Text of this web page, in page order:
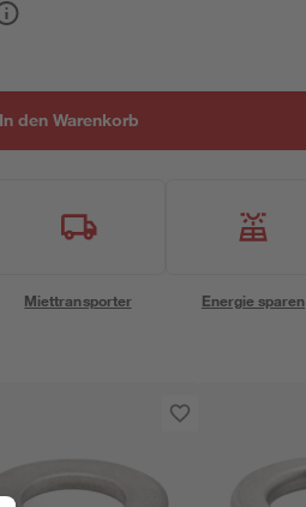
In den Warenkorb
Miettransporter Energie sparen